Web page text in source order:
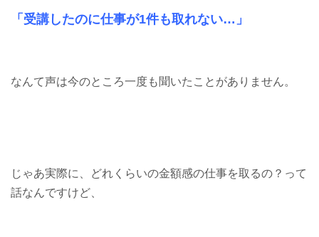
「受講したのに仕事が1件も取れない…」
なんて声は今のところ一度も聞いたことがありません。
じゃあ実際に、どれくらいの金額感の仕事を取るの？って
話なんですけど、